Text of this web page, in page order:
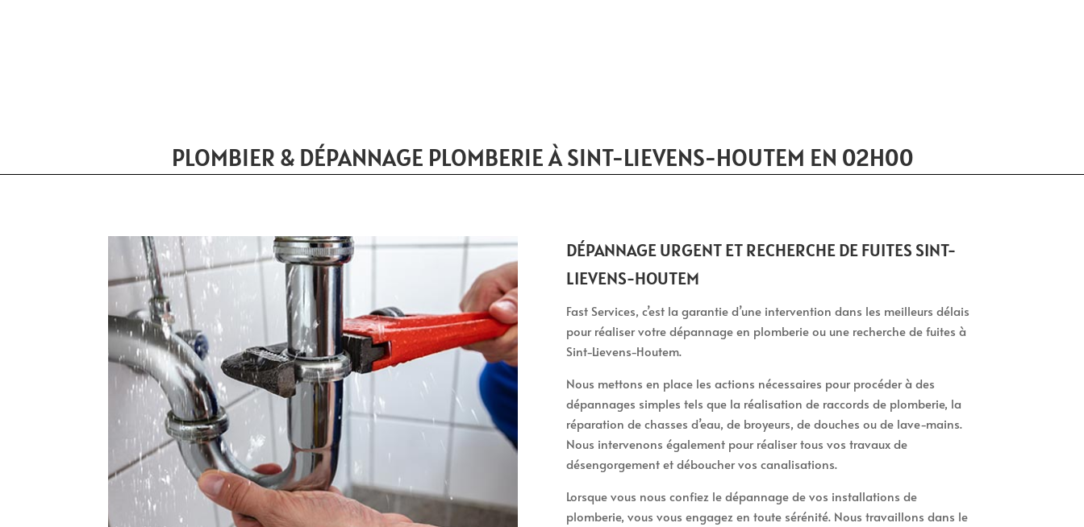
PLOMBIER & DÉPANNAGE PLOMBERIE À SINT-LIEVENS-HOUTEM EN 02H00
DÉPANNAGE URGENT ET RECHERCHE DE FUITES SINT-
LIEVENS-HOUTEM
Fast Services, c’est la garantie d’une intervention dans les meilleurs délais
pour réaliser votre dépannage en plomberie ou une recherche de fuites à
Sint-Lievens-Houtem.
Nous mettons en place les actions nécessaires pour procéder à des
dépannages simples tels que la réalisation de raccords de plomberie, la
réparation de chasses d’eau, de broyeurs, de douches ou de lave-mains.
Nous intervenons également pour réaliser tous vos travaux de
désengorgement et déboucher vos canalisations.
Lorsque vous nous confiez le dépannage de vos installations de
plomberie, vous vous engagez en toute sérénité. Nous travaillons dans le